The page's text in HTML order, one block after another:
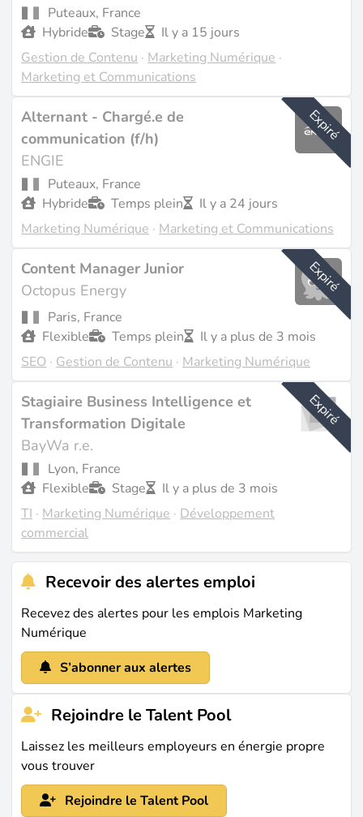
Puteaux, France
Hybride
Stage
Il y a 15 jours
Gestion de Contenu · Marketing Numérique ·
Marketing et Communications
Expiré
Alternant - Chargé.e de
communication (f/h)
ENGIE
Puteaux, France
Hybride
Temps plein
Il y a 24 jours
Marketing Numérique · Marketing et Communications
Expiré
Content Manager Junior
Octopus Energy
Paris, France
Flexible
Temps plein
Il y a plus de 3 mois
SEO · Gestion de Contenu · Marketing Numérique
Expiré
Stagiaire Business Intelligence et
Transformation Digitale
BayWa r.e.
Lyon, France
Flexible
Stage
Il y a plus de 3 mois
TI · Marketing Numérique · Développement
commercial
Recevoir des alertes emploi
Recevez des alertes pour les emplois Marketing
Numérique
S’abonner aux alertes
Rejoindre le Talent Pool
Laissez les meilleurs employeurs en énergie propre
vous trouver
Rejoindre le Talent Pool